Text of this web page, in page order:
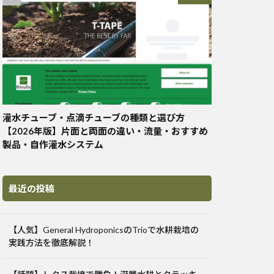
灌水チューブ・点滴チューブの種類と選び方
【2026年版】片面と両面の違い・流量・おすすめ
製品・自作灌水システム
最近の投稿
【人気】General HydroponicsのTrioで水耕栽培の
実践方法を徹底解説！